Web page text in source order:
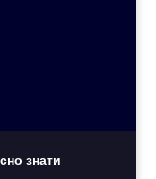
знати